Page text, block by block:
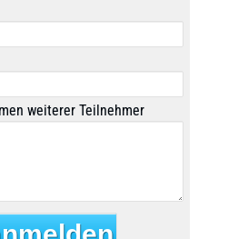
weiterer Teilnehmer